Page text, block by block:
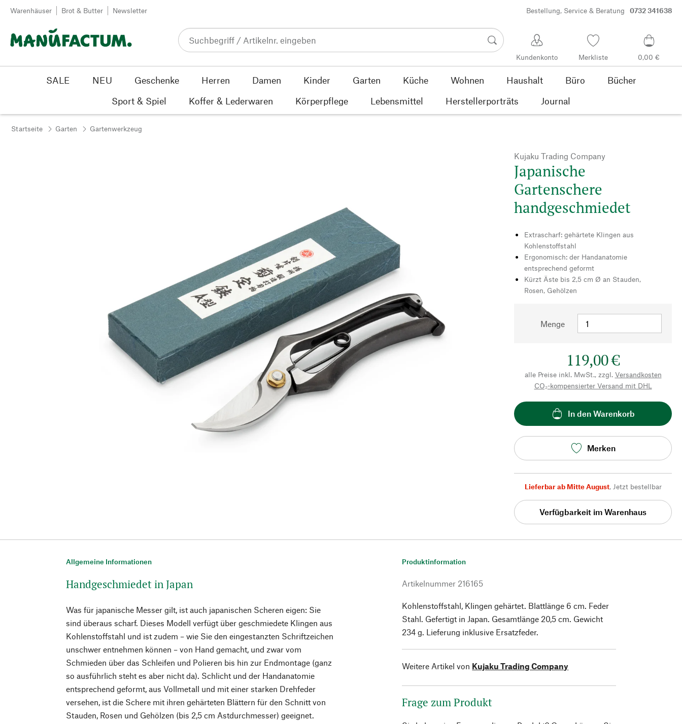
Zum Inhalt springen
Warenhäuser Brot & Butter Newsletter Bestellung, Service & Beratung 0732 341638
Kundenkonto Merkliste 0,00 €
SALE NEU Geschenke Herren Damen Kinder Garten Küche Wohnen Haushalt Büro
Bücher
Sport & Spiel
Koffer & Lederwaren Körperpflege Lebensmittel Herstellerporträts Journal
Startseite Garten Gartenwerkzeug
Kujaku Trading Company
Japanische
Gartenschere
handgeschmiedet
Extrascharf: gehärtete Klingen aus
Kohlenstoffstahl
Ergonomisch: der Handanatomie
entsprechend geformt
Kürzt Äste bis 2,5 cm Ø an Stauden,
Rosen, Gehölzen
Menge
119,00 €
alle Preise inkl. MwSt., zzgl. Versandkosten
CO₂-kompensierter Versand mit DHL
In den Warenkorb
Merken
Lieferbar ab Mitte August, Jetzt bestellbar
Verfügbarkeit im Warenhaus
Allgemeine Informationen
Handgeschmiedet in Japan
Was für japanische Messer gilt, ist auch japanischen Scheren eigen: Sie
sind überaus scharf. Dieses Modell verfügt über geschmiedete Klingen aus
Kohlenstoffstahl und ist zudem – wie Sie den eingestanzten Schriftzeichen
unschwer entnehmen können – von Hand gemacht, und zwar vom
Schmieden über das Schleifen und Polieren bis hin zur Endmontage (ganz
so ausführlich steht es aber nicht da). Schlicht und der Handanatomie
entsprechend geformt, aus Vollmetall und mit einer starken Drehfeder
versehen, ist die Schere mit ihren gehärteten Blättern für den Schnitt von
Stauden, Rosen und Gehölzen (bis 2,5 cm Astdurchmesser) geeignet.
Produktinformation
Artikelnummer 216165
Kohlenstoffstahl, Klingen gehärtet. Blattlänge 6 cm. Feder
Stahl. Gefertigt in Japan. Gesamtlänge 20,5 cm. Gewicht
234 g. Lieferung inklusive Ersatzfeder.
Weitere Artikel von Kujaku Trading Company
Frage zum Produkt